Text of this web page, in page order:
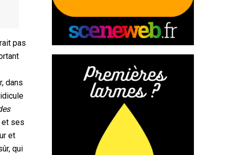
pas
dans
et ses
et
qui